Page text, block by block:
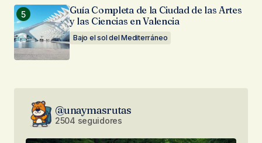
Guía Completa de la Ciudad de las Artes
y las Ciencias en Valencia
Bajo el sol del Mediterráneo
@unaymasrutas
2504 seguidores